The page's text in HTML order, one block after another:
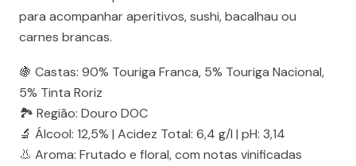
para acompanhar aperitivos, sushi, bacalhau ou
carnes brancas.
🍇 Castas: 90% Touriga Franca, 5% Touriga Nacional,
5% Tinta Roriz
🏞️ Região: Douro DOC
🔬 Álcool: 12,5% | Acidez Total: 6,4 g/l | pH: 3,14
👃 Aroma: Frutado e floral, com notas vinificadas